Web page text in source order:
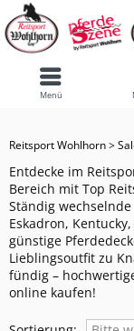
Menü
Reitsport Wohlhorn>
Entdecke im
Bereich mit Top
Ständig
Eskadron,
günstige
Lieblingsoutfit zu
fündig –
online kaufen!
ESKADRON
REDUZIERT
ESKADRON
REDUZIERT
50 JAHRE
ANGEBOTE
ESKADRON:
NEU
FÜR DEINEN
FÜR DEIN
FÜR HERREN
FÜR DAMEN
ANIMO
MATTES
BUCAS
KENTUCKY
SUEDWIND
CORE
CLASSIC
HERITAGE
PLATINUM
CORE
SELECTION
SPORTS
BÜCHER FÜR
SCHUHE/
SAKKO/ FRACK
REITHOSEN &
JACKEN &
SAKKO/ FRACK
JACKEN &
HANDSCHUHE
ACCECOIRES
SAKKO / FRACK
REITHOSEN &
HANDSCHUHE
SCHUHE &
TRENSEN
ZUBEHÖR FÜR
PFERDEDECKEN
AUSREITDECKE
SHOW-DECKE
HALSTEIL
FLIEGENDECKE
HALFTER &
RUND UMS
HUFGLOCKEN
BANDAGEN
GAMASCHEN
PUTZZEUG
STALLBEDARF
REITHELME
CASCO
KASK
KEP
UVEX
HUNDEMÄNTEL
ALLES FÜRS
HALFTER